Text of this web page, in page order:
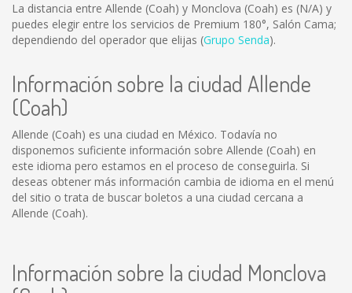
La distancia entre Allende (Coah) y Monclova (Coah) es (N/A) y
puedes elegir entre los servicios de Premium 180°, Salón Cama;
dependiendo del operador que elijas (Grupo Senda).
Información sobre la ciudad Allende
(Coah)
Allende (Coah) es una ciudad en México. Todavía no
disponemos suficiente información sobre Allende (Coah) en
este idioma pero estamos en el proceso de conseguirla. Si
deseas obtener más información cambia de idioma en el menú
del sitio o trata de buscar boletos a una ciudad cercana a
Allende (Coah).
Información sobre la ciudad Monclova